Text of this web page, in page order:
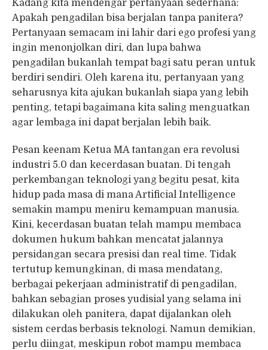
Kadang kita mendengar pertanyaan sederhana:
Apakah pengadilan bisa berjalan tanpa panitera?
Pertanyaan semacam ini lahir dari ego profesi yang
ingin menonjolkan diri, dan lupa bahwa
pengadilan bukanlah tempat bagi satu peran untuk
berdiri sendiri. Oleh karena itu, pertanyaan yang
seharusnya kita ajukan bukanlah siapa yang lebih
penting, tetapi bagaimana kita saling menguatkan
agar lembaga ini dapat berjalan lebih baik.
Pesan keenam Ketua MA tantangan era revolusi
industri 5.0 dan kecerdasan buatan. Di tengah
perkembangan teknologi yang begitu pesat, kita
hidup pada masa di mana Artificial Intelligence
semakin mampu meniru kemampuan manusia.
Kini, kecerdasan buatan telah mampu membaca
dokumen hukum bahkan mencatat jalannya
persidangan secara presisi dan real time. Tidak
tertutup kemungkinan, di masa mendatang,
berbagai pekerjaan administratif di pengadilan,
bahkan sebagian proses yudisial yang selama ini
dilakukan oleh panitera, dapat dijalankan oleh
sistem cerdas berbasis teknologi. Namun demikian,
perlu diingat, meskipun robot mampu membaca